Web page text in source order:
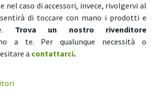
nel caso di accessori, invece, rivolgervi al
di toccare con mano i prodotti e
Trova un nostro rivenditore
a te. Per qualunque necessità o
a contattarci.